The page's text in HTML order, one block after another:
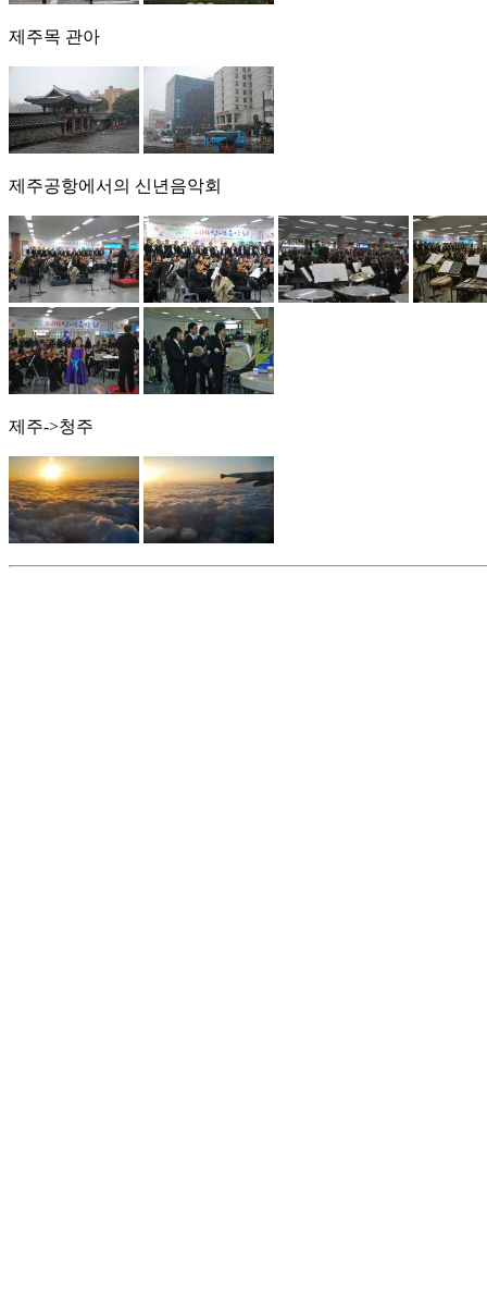
제주목 관아
제주공항에서의 신년음악회
제주->청주